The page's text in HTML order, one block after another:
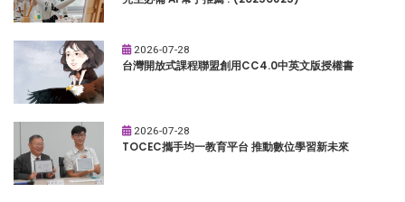
2026-07-28
台灣開放式課程聯盟創用CC4.0中英文版授權書
2026-07-28
TOCEC攜手均一教育平台 推動數位學習新未來